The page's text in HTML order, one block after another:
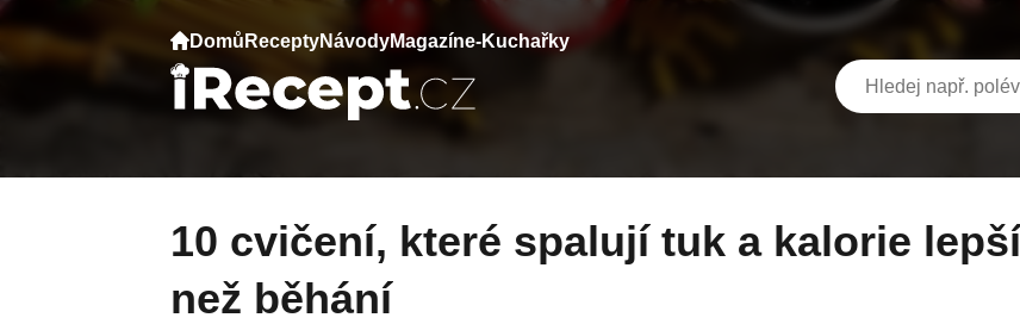
Domů ReceptyNávodyMagazíne-Kuchařky
10 cvičení, které spalují tuk a kalorie lepší
než běhání